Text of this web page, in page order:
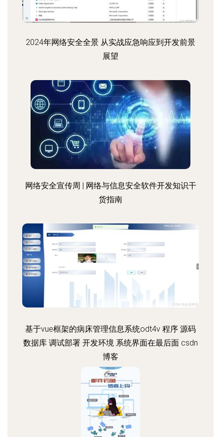
2024年网络安全全景 从实战应急响应到开发前景
展望
网络安全宣传周 | 网络与信息安全软件开发知识干
货指南
基于vue框架的病床管理信息系统odt4v 程序 源码
数据库 调试部署 开发环境 系统界面在最后面 csdn
博客